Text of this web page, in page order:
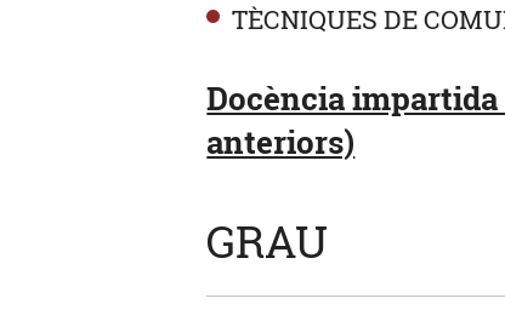
TÈCNIQUES DE
Docència
anteriors)
GRAU